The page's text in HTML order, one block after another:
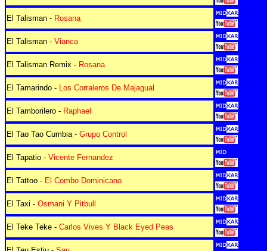
El Talisman - Rosana
El Talisman - Vianca
El Talisman Remix - Rosana
El Tamarindo - Los Corraleros De Majagual
El Tamborilero - Raphael
El Tao Tao Cumbia - Grupo Control
El Tapatio - Vicente Fernandez
El Tattoo - El Combo Dominicano
El Taxi - Osmani Y Pitbull
El Teke Teke - Carlos Vives Y Black Eyed Peas